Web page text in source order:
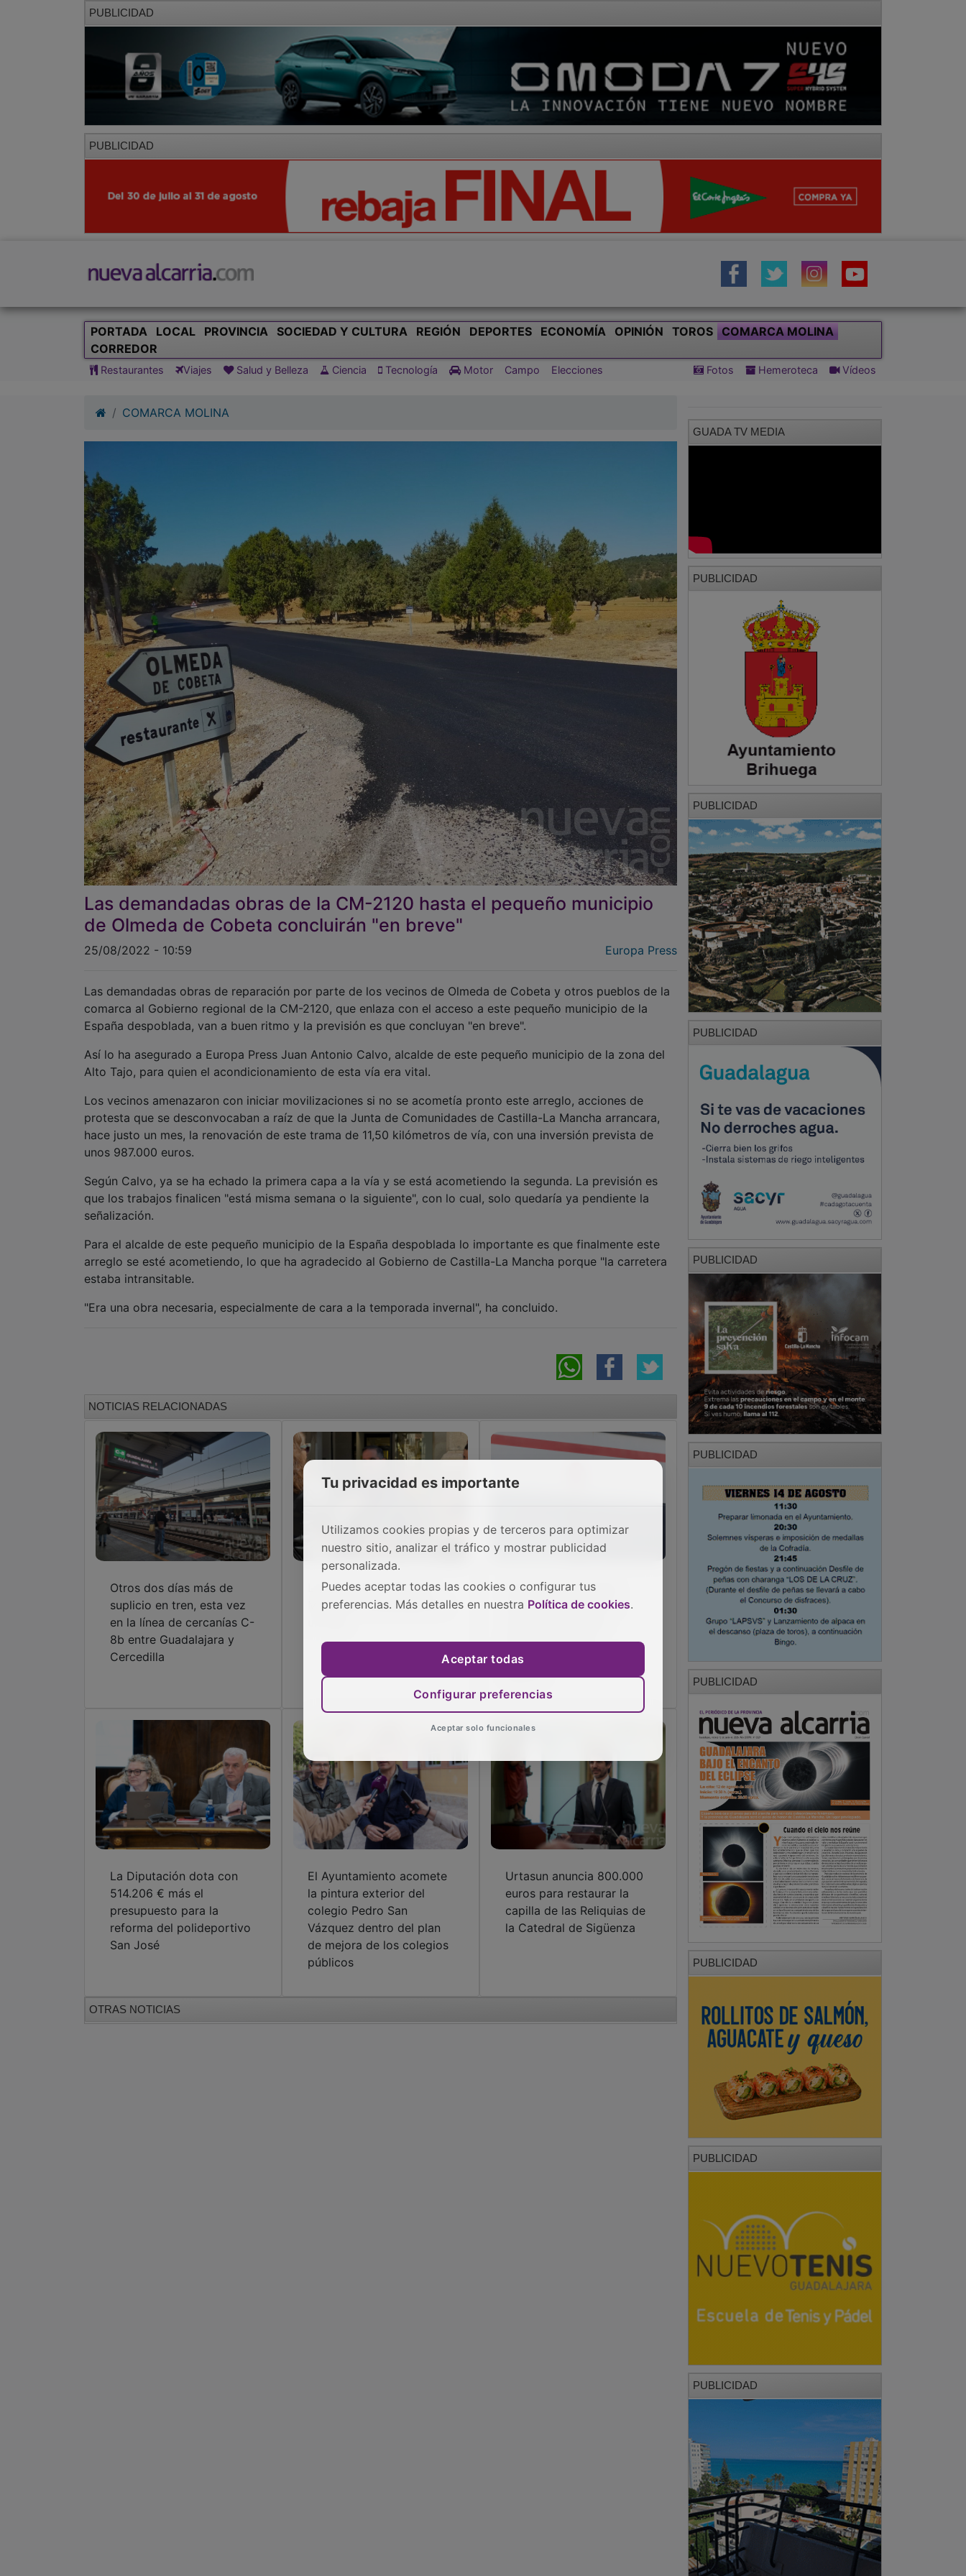
PUBLICIDAD
PUBLICIDAD
PORTADA LOCAL PROVINCIA
COMARCA MOLINA
Restaurantes Viajes Salud y Belleza Ciencia Tecnología Motor Campo Elecciones Fotos Hemeroteca Vídeos
COMARCA MOLINA
Las demandadas obras de la CM-2120 hasta el pequeño municipio
de Olmeda de Cobeta concluirán "en breve"
25/08/2022 - 10:59 Europa Press
Las demandadas obras de reparación por parte de los vecinos de Olmeda de Cobeta y otros pueblos de la
comarca al Gobierno regional de la CM-2120, que enlaza con el acceso a este pequeño municipio de la
Así lo ha asegurado a Europa Press Juan Antonio Calvo, alcalde de este pequeño municipio de la zona del
Alto Tajo, para quien el acondicionamiento de esta vía era vital.
protesta que se desconvocaban a raíz de que la Junta de Comunidades de Castilla-La Mancha arrancara,
hace justo un mes, la renovación de este trama de 11,50 kilómetros de vía, con una inversión prevista de
unos 987.000 euros.
Según Calvo, ya se ha echado la primera capa a la vía y se está acometiendo la segunda. La previsión es
que los trabajos finalicen "está misma semana o la siguiente", con lo cual, solo quedaría ya pendiente la
señalización.
Para el alcalde de este pequeño municipio de la España despoblada lo importante es que finalmente este
arreglo se esté acometiendo, lo que ha agradecido al Gobierno de Castilla-La Mancha porque "la carretera
estaba intransitable.
"Era una obra necesaria, especialmente de cara a la temporada invernal", ha concluido.
Otros dos días más de
suplicio en tren, esta vez
8b entre Guadalajara y
Cercedilla
Las obras del talud del
Multiusos comenzarán en
un mes
Las obras en Atocha
obligan a cambiar el
frecuencias en el
Cercanías Guadalajara-
La Diputación dota con
514.206 € más el
reforma del polideportivo
San José
El Ayuntamiento acomete
la pintura exterior del
Vázquez dentro del plan
de mejora de los colegios
públicos
Urtasun anuncia 800.000
euros para restaurar la
la Catedral de Sigüenza
GUADA TV MEDIA
PUBLICIDAD
PUBLICIDAD
PUBLICIDAD
PUBLICIDAD
PUBLICIDAD
PUBLICIDAD
PUBLICIDAD
PUBLICIDAD
Tu privacidad es importante
Utilizamos cookies propias y de terceros para optimizar
nuestro sitio, analizar el tráfico y mostrar publicidad
personalizada.
Puedes aceptar todas las cookies o configurar tus
preferencias. Más detalles en nuestra Política de cookies.
Aceptar todas
Configurar preferencias
Aceptar solo funcionales